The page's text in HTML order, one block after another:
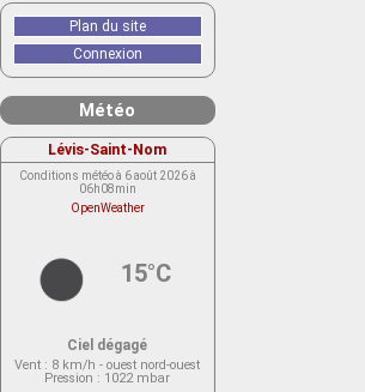
Plan du site
Connexion
Météo
Lévis-Saint-Nom
Conditions météo à 6 août 2026 à
06h08min
OpenWeather
15°C
Ciel dégagé
Vent : 8 km/h - ouest nord-ouest
Pression : 1022 mbar